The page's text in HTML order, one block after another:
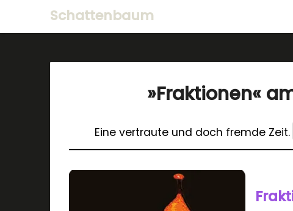
Schattenbaum
»Fraktionen«
Eine vertraute und doch fremde Zeit.